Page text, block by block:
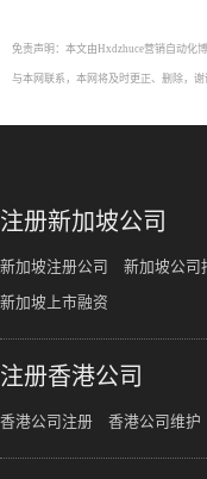
免责声明：本文由Hxdzhuce营销自动化
与本网联系，本网将及时更正、删除，
注册新加坡公司
新加坡注册公司 新加坡公司
新加坡上市融资
注册香港公司
香港公司注册 香港公司维护